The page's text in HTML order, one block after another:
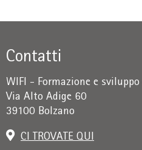
Contatti
WIFI - Formazione e sviluppo
Via Alto Adige 60
39100 Bolzano
CI TROVATE QUI